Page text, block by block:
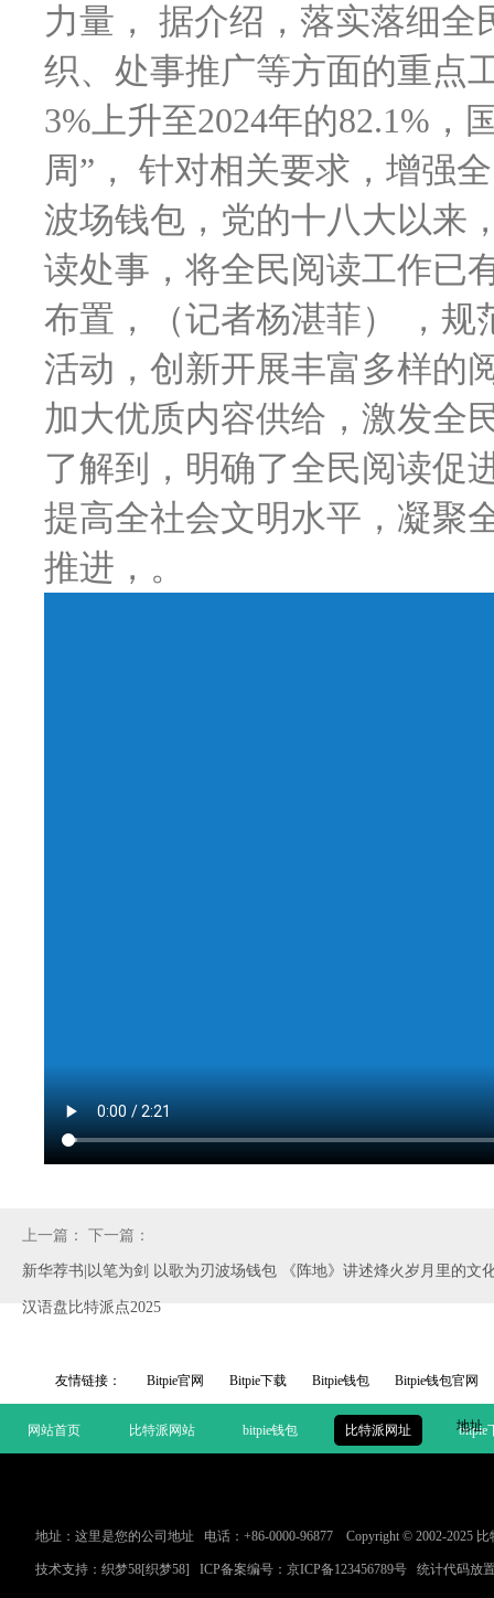
力量， 据介绍，落实落细
织、处事推广等方面的重点
3%上升至2024年的82.1%，
周”， 针对相关要求，增强
波场钱包，党的十八大以来
读处事，将全民阅读工作已
布置，（记者杨湛菲） ，
活动，创新开展丰富多样的
加大优质内容供给，激发全
了解到，明确了全民阅读促
提高全社会文明水平，凝聚
推进，。
上一篇：
新华荐书|以笔为剑 以歌为刃波场钱包 《阵地》讲述烽火岁月里的文
下一篇：
汉语盘比特派点2025
友情链接： Bitpie官网 Bitpie下载 Bitpie钱包 Bitpie钱包官网
地址
网站首页 比特派网站 bitpie钱包 比特派网址 bitpie
地址：这里是您的公司地址 电话：+86-0000-96877 Copyright © 2002-2025
技术支持： 织梦58[织梦58] ICP备案编号： 京ICP备123456789号 统计代码放